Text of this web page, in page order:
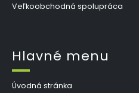
Veľkoobchodná spolupráca
Hlavné menu
Úvodná stránka